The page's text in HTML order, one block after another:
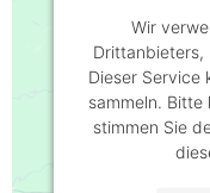
Wir
Drittanbieters,
Dieser Service
sammeln. Bitte
stimmen Sie